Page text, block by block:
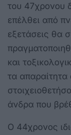
του 47χρονου
επέλθει από
εξετάσεις θα
και
τα
άνδρα που
Ο 44χρονος